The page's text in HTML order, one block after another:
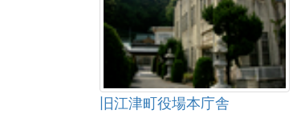
旧江津町役場本庁舎